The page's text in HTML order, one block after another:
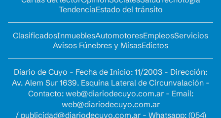
TendenciaEstado del tránsito
ClasificadosInmueblesAutomotoresEmpleosServicios
Avisos Fúnebres y MisasEdictos
Diario de Cuyo - Fecha de Inicio: 11/2003 - Dirección:
Av. Alem Sur 1639. Esquina Lateral de Circunvalación -
Contacto: web@diariodecuyo.com.ar- Email:
web@diariodecuyo.com.ar
/ publicidad@diariodecuyo.com.ar- Whatsapp: (054)